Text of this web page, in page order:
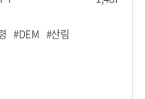
로, 바스켓 분석 등에
#과일 #채소
플3 #샘플2
2 #샘플4
뽕, 칼국수 ▷ 카페 : 바닐
메리카노(HOT), 아메
카라멜마끼아또
1 #샘플3
합니다. 본 데이터
성데이터(Synthetic
성데이터는 실제 데이터
성데이터 #정신건강
매할 수 없습니다. 공공
#DEM #산림